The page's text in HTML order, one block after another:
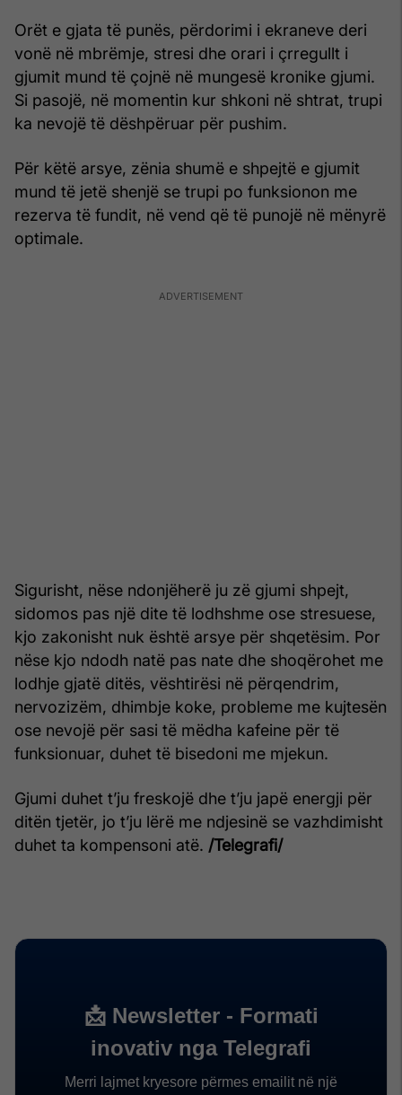
Orët e gjata të punës, përdorimi i ekraneve deri
vonë në mbrëmje, stresi dhe orari i çrregullt i
gjumit mund të çojnë në mungesë kronike gjumi.
Si pasojë, në momentin kur shkoni në shtrat, trupi
ka nevojë të dëshpëruar për pushim.
Për këtë arsye, zënia shumë e shpejtë e gjumit
mund të jetë shenjë se trupi po funksionon me
rezerva të fundit, në vend që të punojë në mënyrë
optimale.
Sigurisht, nëse ndonjëherë ju zë gjumi shpejt,
sidomos pas një dite të lodhshme ose stresuese,
kjo zakonisht nuk është arsye për shqetësim. Por
nëse kjo ndodh natë pas nate dhe shoqërohet me
lodhje gjatë ditës, vështirësi në përqendrim,
nervozizëm, dhimbje koke, probleme me kujtesën
ose nevojë për sasi të mëdha kafeine për të
funksionuar, duhet të bisedoni me mjekun.
Gjumi duhet t’ju freskojë dhe t’ju japë energji për
ditën tjetër, jo t’ju lërë me ndjesinë se vazhdimisht
duhet ta kompensoni atë. /Telegrafi/